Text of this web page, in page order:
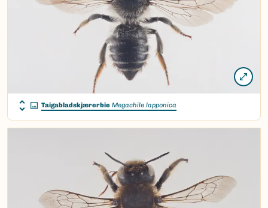
Taigabladskjærerbie Megachile lapponica